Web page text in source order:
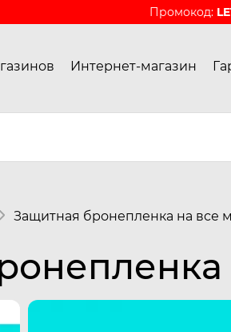
Промокод:
Интернет-магазин
Защитная бронепленка на все